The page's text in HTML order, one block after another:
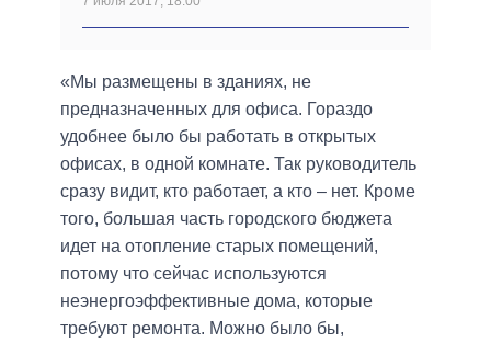
«Мы размещены в зданиях, не
предназначенных для офиса. Гораздо
удобнее было бы работать в открытых
офисах, в одной комнате. Так руководитель
сразу видит, кто работает, а кто – нет. Кроме
того, большая часть городского бюджета
идет на отопление старых помещений,
потому что сейчас используются
неэнергоэффективные дома, которые
требуют ремонта. Можно было бы,